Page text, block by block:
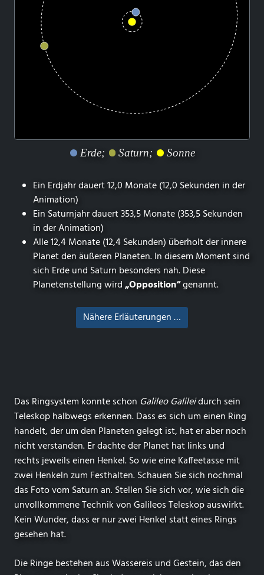
Erde; Saturn; Sonne
Ein Erdjahr dauert 12,0 Monate (12,0 Sekunden in der
Animation)
Ein Saturnjahr dauert 353,5 Monate (353,5 Sekunden
in der Animation)
Alle 12,4 Monate (12,4 Sekunden) überholt der innere
Planet den äußeren Planeten. In diesem Moment sind
sich Erde und Saturn besonders nah. Diese
Planetenstellung wird„Opposition“genannt.
Nähere Erläuterungen …
Das Ringsystem konnte schon Galileo Galileidurch sein
Teleskop halbwegs erkennen. Dass es sich um einen Ring
handelt, der um den Planeten gelegt ist, hat er aber noch
nicht verstanden. Er dachte der Planet hat links und
rechts jeweils einen Henkel. So wie eine Kaffeetasse mit
zwei Henkeln zum Festhalten. Schauen Sie sich nochmal
das Foto vom Saturn an. Stellen Sie sich vor, wie sich die
unvollkommene Technik von Galileos Teleskop auswirkt.
Kein Wunder, dass er nur zwei Henkel statt eines Rings
gesehen hat.
Die Ringe bestehen aus Wassereis und Gestein, das den